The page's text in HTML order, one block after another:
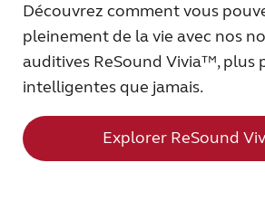
Australia
Canada Česká
Deutschland España
Découvrez comment vous
pleinement de la vie avec nos
auditives ReSound Vivia™, plus
intelligentes que jamais.
Explorer ReSound